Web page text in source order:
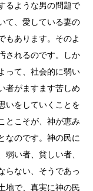
るような男の問題で
て、愛している妻の
もあります。そのよ
されるのです。しか
って、社会的に弱い
者がますます苦しめ
いをしていくことを
とこそが、神が恵み
なのです。神の民に
い者、貧しい者、
らない、そうであっ
地で、真実に神の民